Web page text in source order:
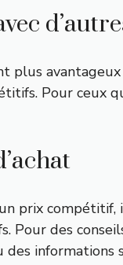
plus
Pour ceux
un prix
Pour des
des informations